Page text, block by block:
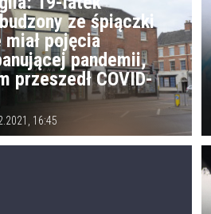
ze śpiączki
miał pojęcia
pandemii,
przeszedł COVID-
16:45